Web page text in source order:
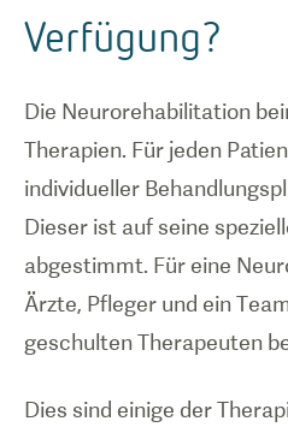
Verfügung?
Die Neurorehabilitation
Therapien. Für jeden
individueller
Dieser ist auf seine
abgestimmt. Für eine
Ärzte, Pfleger und ein
geschulten Therapeuten
Dies sind einige der